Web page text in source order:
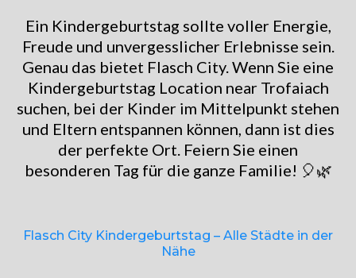
Ein Kindergeburtstag sollte voller Energie,
Freude und unvergesslicher Erlebnisse sein.
Genau das bietet Flasch City. Wenn Sie eine
Kindergeburtstag Location near Trofaiach
suchen, bei der Kinder im Mittelpunkt stehen
und Eltern entspannen können, dann ist dies
der perfekte Ort. Feiern Sie einen
besonderen Tag für die ganze Familie! 🎈🌿
Flasch City Kindergeburtstag – Alle Städte in der
Nähe